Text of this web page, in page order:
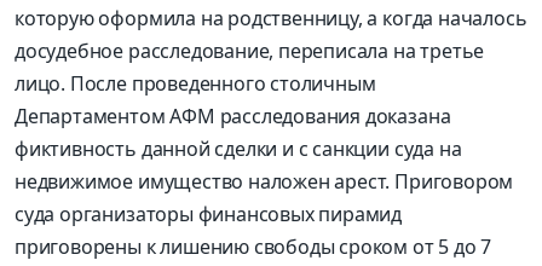
которую оформила на родственницу, а когда началось
досудебное расследование, переписала на третье
лицо. После проведенного столичным
Департаментом АФМ расследования доказана
фиктивность данной сделки и с санкции суда на
недвижимое имущество наложен арест. Приговором
суда организаторы финансовых пирамид
приговорены к лишению свободы сроком от 5 до 7